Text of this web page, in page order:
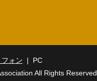
フォン | PC
All Rights Reserved.